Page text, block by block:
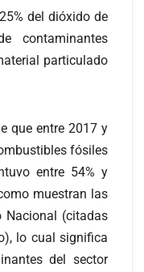
del dióxido de
contaminantes
particulado
que entre 2017 y
fósiles
entre 54% y
muestran las
Nacional (citadas
lo cual significa
del sector